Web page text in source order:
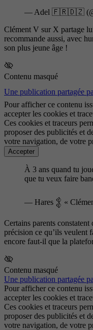
— Adel 🇫🇷🇩🇿
Clément V sur X partage
recommande aussi, avec
son plus jeune âge !
Contenu masqué
Une publication partagée
Pour afficher ce contenu
accepter les cookies et
Ces cookies et traceurs
proposer des publicités et
votre navigation, de votre
Accepter
À 3 ans quand tu
que tu veux faire
— Hares 𒉭 «
Certains parents constatent
précision ce qu’ils veulent
encore faut-il que la
Contenu masqué
Une publication partagée
Pour afficher ce contenu
accepter les cookies et
Ces cookies et traceurs
proposer des publicités et
votre navigation, de votre